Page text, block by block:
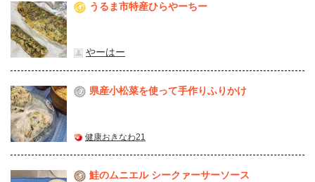
1 うるま市特産ひらやーちー
やーはー
2 県産⼩松菜を使って⼿作りふりかけ
健康おきなわ21
3 鮭のムニエル シークァーサーソース